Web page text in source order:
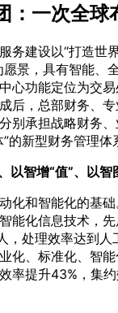
：一次全球
务建设以“打造世
愿景，具有智能、
心功能定位为交
后，总部财务、
别承担战略财务
的新型财务管理体
以智增“值”、以智
化和智能化的基
能化信息技术，
，处理效率达到
化、标准化、智
率提升43%，集